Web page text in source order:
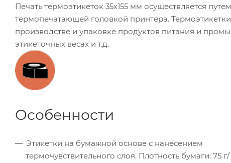
Печать термоэтикеток 35х155 мм осуществляется
термопечатающей головкой принтера.
производстве и упаковке продуктов питания и
этикеточных весах и т.д.
Особенности
Этикетки на бумажной основе с нанесением
термочувствительного слоя. Плотность бумаги: 75 г/